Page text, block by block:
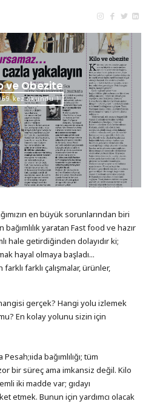
Birgen
ve Obezite
kez okundu )
en büyük sorunlarından biri
yaratan Fast food ve hazır
hale getirdiğinden dolayıdır ki;
hayal olmaya başladı...
farklı çalışmalar, ürünler,
gerçek? Hangi yolu izlemek
En kolay yolunu sizin için
bağımlılığı; tüm
zor bir süreç ama imkansiz değil. Kilo
iki madde var; gıdayı
etmek. Bunun için yardımcı olacak